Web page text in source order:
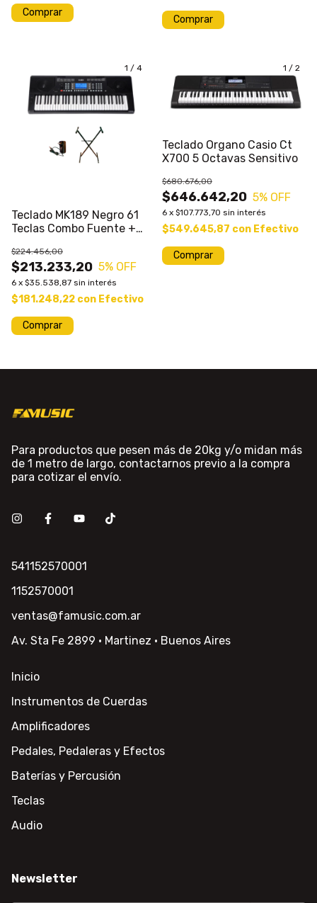
Comprar
1 / 4
Teclado MK189 Negro 61
Teclas Combo Fuente +
$213.233,20
$224.456,00
5% OFF
6 x $35.538,87 sin interés
$181.248,22 con Efectivo
Comprar
1 / 2
Teclado Organo Casio Ct
X700 5 Octavas Sensitivo
$646.642,20
$680.676,00
5% OFF
6 x $107.773,70 sin interés
$549.645,87 con Efectivo
Comprar
Para productos que pesen más de 20kg y/o midan más
de 1 metro de largo, contactarnos previo a la compra
para cotizar el envío.
541152570001
1152570001
ventas@famusic.com.ar
Av. Sta Fe 2899 · Martinez · Buenos Aires
Inicio
Instrumentos de Cuerdas
Amplificadores
Pedales, Pedaleras y Efectos
Baterías y Percusión
Teclas
Audio
Newsletter